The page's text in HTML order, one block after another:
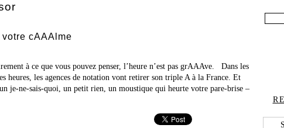
cAAAlme
à ce que vous pouvez penser, l’heure n’est pas grAAAve. Dans les
heures, les agences de notation vont retirer son triple A à la France. Et
je-ne-sais-quoi, un petit rien, un moustique qui heurte votre pare-brise –